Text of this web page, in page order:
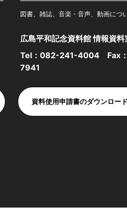
図書、雑誌、音楽・音声、動画につ
広島平和記念資料館 情報資料
Tel： 082-241-4004 Fax
7941
資料使用申請書のダウンロード